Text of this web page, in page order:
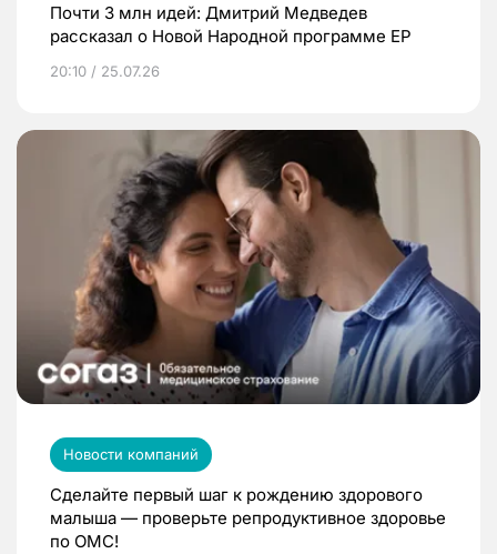
Почти 3 млн идей: Дмитрий Медведев
рассказал о Новой Народной программе ЕР
20:10 / 25.07.26
Новости компаний
Сделайте первый шаг к рождению здорового
малыша — проверьте репродуктивное здоровье
по ОМС!